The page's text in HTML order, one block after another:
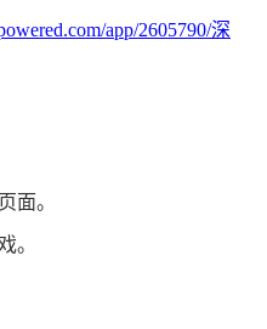
一路上收集枪械、装备与
app/2605790/深
面。
。